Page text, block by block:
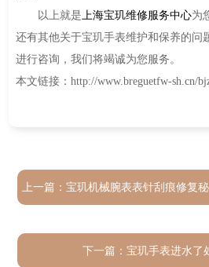
以上就是 上海宝玑维修服务中心为
还有其他关于宝玑手表维护和保养的问
进行咨询，我们将竭诚为您服务。
本文链接：http://www.breguetfw-sh.cn/
上一篇： 宝玑机械腕表表针刮痕修复
下一篇： 宝玑手表进水了